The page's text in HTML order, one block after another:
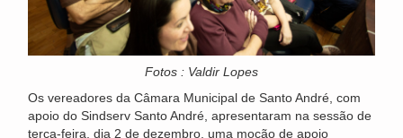
Fotos : Valdir Lopes
Os vereadores da Câmara Municipal de Santo André, com
apoio do Sindserv Santo André, apresentaram na sessão de
terça-feira, dia 2 de dezembro, uma moção de apoio